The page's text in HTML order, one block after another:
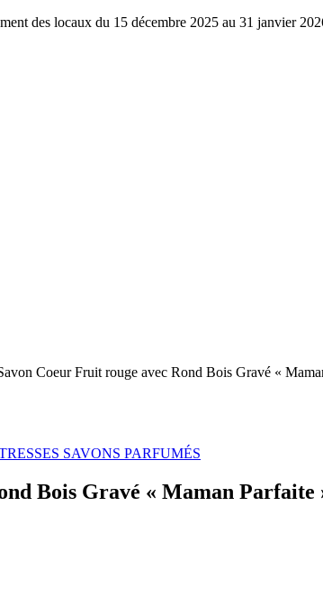
des locaux du 15 décembre 2025 au 31 janvier
Coeur Fruit rouge avec Rond Bois Gravé «
SAVONS PARFUMÉS
Bois Gravé « Maman Parfaite